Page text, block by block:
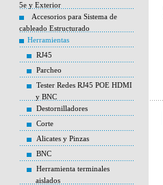
5e y Exterior
Accesorios para Sistema de
cableado Estructurado
Herramientas
RJ45
Parcheo
Tester Redes RJ45 POE HDMI
y BNC
Destornilladores
Corte
Alicates y Pinzas
BNC
Herramienta terminales
aislados